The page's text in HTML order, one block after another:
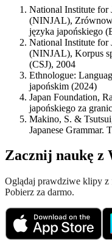
National Institute for
(NINJAL),
języka japońskiego
National Institute for
(NINJAL), Korpus
(CSJ), 2004
Ethnologue:
japońskim (2024)
Japan Foundation,
japońskiego za
Makino, S. &
Japanese Grammar.
Zacznij naukę z
Oglądaj prawdziwe klipy z
Pobierz za darmo.